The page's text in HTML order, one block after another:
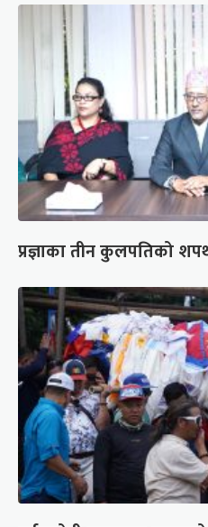
प्रज्ञाका तीन कुलपतिको